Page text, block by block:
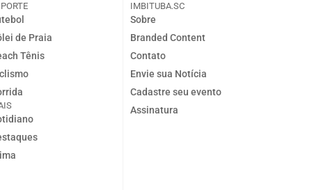
de Praia
Tênis
IMBITUBA.SC
Sobre
Branded Content
Contato
Envie sua Notícia
Cadastre seu evento
Assinatura